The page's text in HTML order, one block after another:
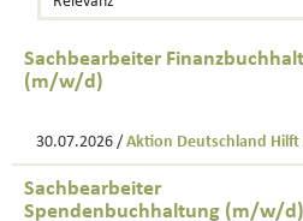
Sachbearbeiter
(m/w/d)
30.07.2026 / Aktion Deutschland Hilft
Sachbearbeiter
Spendenbuchhaltung (m/w/d)